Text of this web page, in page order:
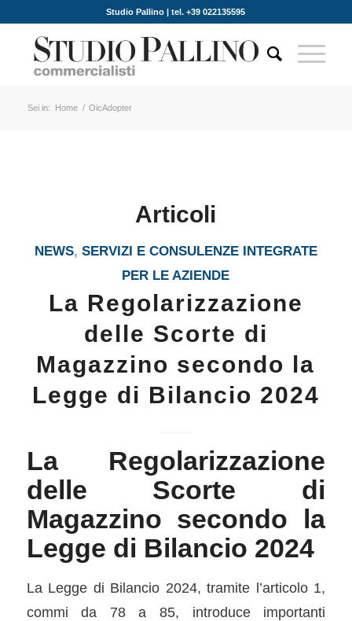
Studio Pallino | tel. +39 022135595
Sei in: Home / OicAdopter
Articoli
NEWS, SERVIZI E CONSULENZE INTEGRATE
PER LE AZIENDE
La Regolarizzazione
delle Scorte di
Magazzino secondo la
Legge di Bilancio 2024
La Regolarizzazione
delle Scorte di
Magazzino secondo la
Legge di Bilancio 2024
La Legge di Bilancio 2024, tramite l’articolo 1,
commi da 78 a 85, introduce importanti